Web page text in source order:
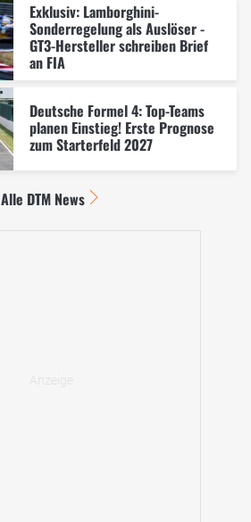
Exklusiv: Lamborghini-
Sonderregelung als Auslöser -
GT3-Hersteller schreiben Brief
an FIA
Deutsche Formel 4: Top-Teams
planen Einstieg! Erste Prognose
zum Starterfeld 2027
Alle DTM News